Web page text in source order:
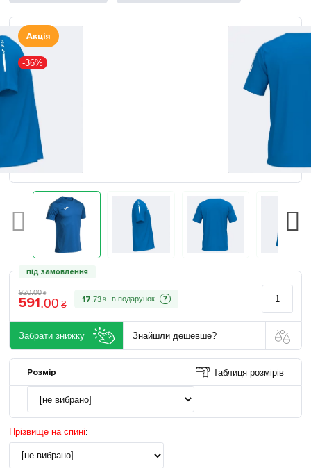
Акція
-36%
під замовлення
920.00 ₴
591.00 ₴ 17 .73 ₴ ?
Забрати знижку Знайшли дешевше?
Розмір Таблиця розмірів
Прізвище на спині: